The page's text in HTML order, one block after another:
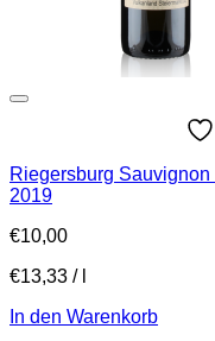
Riegersburg
2019
€10,00
€13,33 /
In den Warenkorb